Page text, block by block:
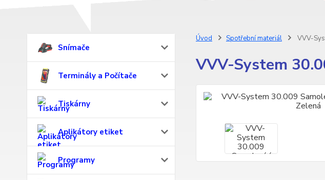
Snímače
Terminály a Počítače
Tiskárny
Aplikátory etiket
Programy
Úvod Spotřební materiál VVV-
VVV-System